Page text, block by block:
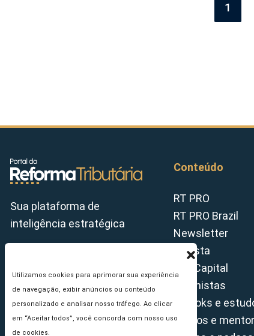
Utilizamos cookies para aprimorar sua experiência
de navegação, exibir anúncios ou conteúdo
personalizado e analisar nosso tráfego. Ao clicar
em “Aceitar todos”, você concorda com nosso uso
de cookies.
1
Sua plataforma de
inteligência estratégica
Conteúdo
RT PRO
RT PRO Brazil
Newsletter
Revista
Tax Capital
Colunistas
E-books e
Cursos e